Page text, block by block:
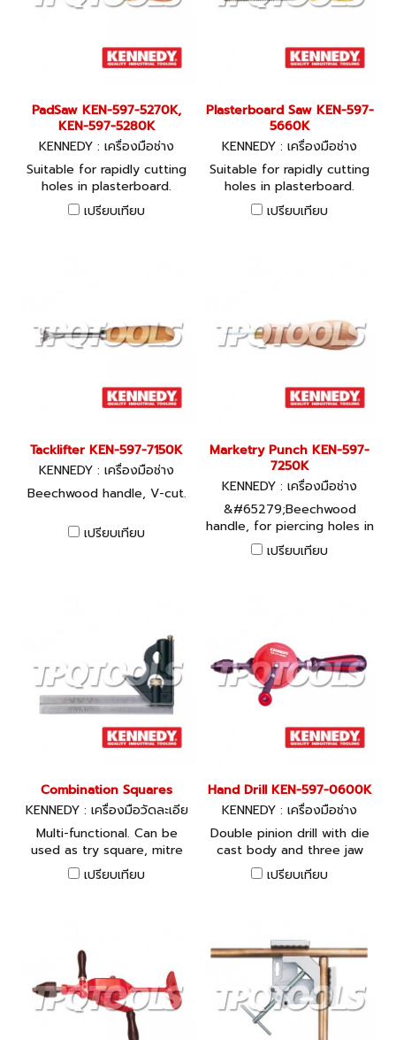
PadSaw KEN-597-5270K,
KEN-597-5280K
KENNEDY : เครื่องมือช่าง
Suitable for rapidly cutting
holes in plasterboard.
Hardened and tempered
carbon steel blade with
เปรียบเทียบ
Plasterboard Saw KEN-597-
5660K
KENNEDY : เครื่องมือช่าง
Suitable for rapidly cutting
holes in plasterboard.
Hardened and tempered
carbon steel blade with
เปรียบเทียบ
Tacklifter KEN-597-7150K
KENNEDY : เครื่องมือช่าง
Beechwood handle, V-cut.
เปรียบเทียบ
Marketry Punch KEN-597-
7250K
KENNEDY : เครื่องมือช่าง
&#65279;Beechwood
handle, for piercing holes in
veneer and thin wood.
เปรียบเทียบ
Combination Squares
KENNEDY : เครื่องมือวัดละเอีย
Multi-functional. Can be
used as try square, mitre
square, depth gauge, spirit
level, marking gauge,
head with the 6 rule and
diecast zinc alloy head with
the 12 rule. Precision rolled
blades.
เปรียบเทียบ
Hand Drill KEN-597-0600K
KENNEDY : เครื่องมือช่าง
Double pinion drill with die
cast body and three jaw
keyless chuck. Plastic
handle with plastic grips
เปรียบเทียบ